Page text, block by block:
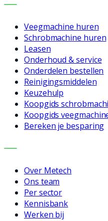
DIENSTEN
Veegmachine huren
Schrobmachine huren
Leasen
Onderhoud & service
Onderdelen bestellen
Reinigingsmiddelen
Keuzehulp
Koopgids
Koopgids
Bereken je besparing
BEDRIJF
Over Metech
Ons team
Per sector
Kennisbank
Werken bij